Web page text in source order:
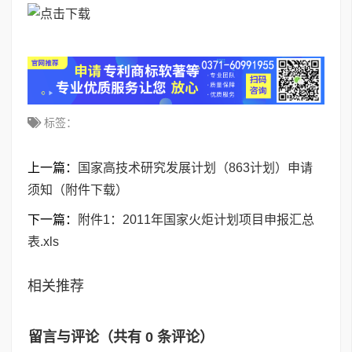
标签：
上一篇：
国家高技术研究发展计划（863计划）申请
须知（附件下载）
下一篇：
附件1：2011年国家火炬计划项目申报汇总
表.xls
相关推荐
留言与评论（共有 0 条评论）